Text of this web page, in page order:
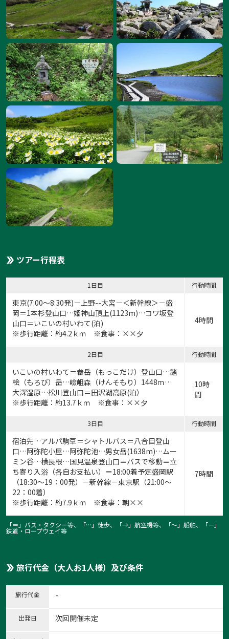
ツアー行程表
1日目 行動時間
東京(7:00～8:30発)－上野--大宮－＜新幹線＞－盛
岡＝1本杉登山口…姫神山頂上(1123m)…コワ坂登
山口＝いこいの村いわて(泊)
※歩行距離：約4.2ｋｍ ※食事：××夕
4時間
2日目 行動時間
いこいの村いわて＝畚岳（もっこだけ）登山口…諸
桧（もろび）岳…嶮岨森（けんそもり）1448ｍ…
大深湿原…松川登山口＝田沢湖高原(泊）
※歩行距離：約13.7ｋｍ ※食事：××夕
10時
間
3日目 行動時間
宿泊先…アルパ駒草＝シャトルバス＝八合目登山
口…阿弥陀小屋…阿弥陀池…男女岳(1638m)…ムー
ミン谷…横長根…国見温泉登山口＝バスで移動＝立
ち寄り入浴（各自お支払い）＝18:00着予定盛岡駅
（18:30～19：00発）－新幹線－東京駅（21:00～
22：00着）
※歩行距離：約7.9ｋｍ ※食事：朝××
7時間
「＝」バス・タクシー等、「…」徒歩、「→」航空機等、「〜」船舶、「－」
鉄道・ロープウェイ等
旅行代金（大人お1人様）及び条件
旅行代金 -
出発日 次回開催未定